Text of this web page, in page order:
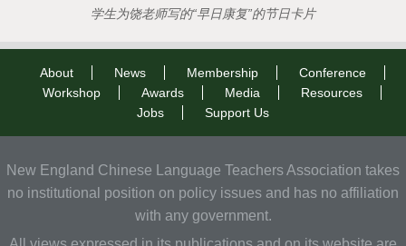
学生为饶老师写的“早日康复”的节日卡片
About News Membership
Conference
Workshop
Awards Media
Resources
Jobs
Support Us
New England Chinese Language Teachers Association takes
no institutional position on policy issues and has no affiliation
with any government.